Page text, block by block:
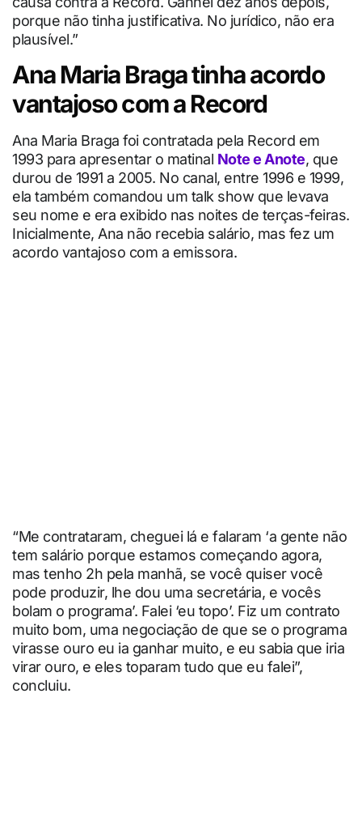
porque não tinha justificativa. No jurídico, não era
plausível.”
Ana Maria Braga tinha acordo
vantajoso com a Record
Ana Maria Braga foi contratada pela Record em
1993 para apresentar o matinal Note e Anote, que
durou de 1991 a 2005. No canal, entre 1996 e 1999,
ela também comandou um talk show que levava
seu nome e era exibido nas noites de terças-feiras.
Inicialmente, Ana não recebia salário, mas fez um
acordo vantajoso com a emissora.
“Me contrataram, cheguei lá e falaram ‘a gente não
tem salário porque estamos começando agora,
mas tenho 2h pela manhã, se você quiser você
pode produzir, lhe dou uma secretária, e vocês
bolam o programa’. Falei ‘eu topo’. Fiz um contrato
muito bom, uma negociação de que se o programa
virasse ouro eu ia ganhar muito, e eu sabia que iria
virar ouro, e eles toparam tudo que eu falei”,
concluiu.